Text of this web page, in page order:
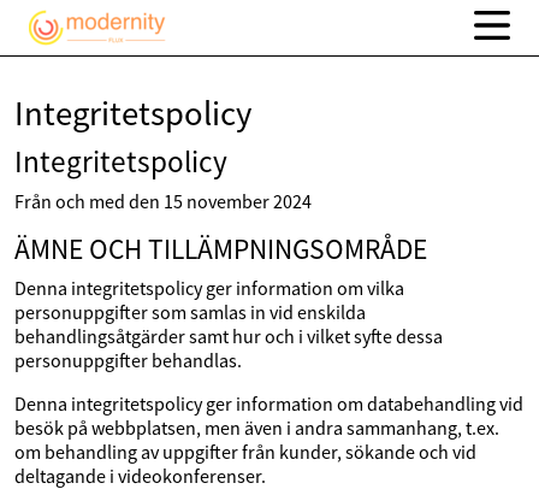
Integritetspolicy
Integritetspolicy
Från och med den 15 november 2024
ÄMNE OCH TILLÄMPNINGSOMRÅDE
Denna integritetspolicy ger information om vilka
personuppgifter som samlas in vid enskilda
behandlingsåtgärder samt hur och i vilket syfte dessa
personuppgifter behandlas.
Denna integritetspolicy ger information om databehandling vid
besök på webbplatsen, men även i andra sammanhang, t.ex.
om behandling av uppgifter från kunder, sökande och vid
deltagande i videokonferenser.